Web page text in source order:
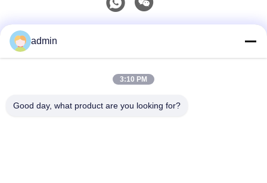
0086-551-65396351
admin
3:10 PM
Good day, what product are you looking for?